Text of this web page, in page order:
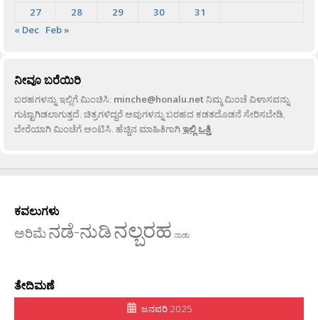
27
28 29 30
31
« Dec Feb »
ನೀವೂ ಬರೆಯಿರಿ
ಬರಹಗಳನ್ನು ಇಲ್ಲಿಗೆ ಮಿಂಚಿಸಿ: minche@honalu.netನಿಮ್ಮ ಮಿಂಚೆ ವಿಳಾಸವನ್ನು
ಗುಟ್ಟಾಗಿಡಲಾಗುತ್ತದೆ. ಚಿತ್ರಗಳಿದ್ದರೆ ಅವುಗಳನ್ನು ಬರಹದ ಕಡತದೊಡನೆ ಸೇರಿಸಬೇಡಿ,
ಬೇರೆಯಾಗಿ ಮಿಂಚೆಗೆ ಅಂಟಿಸಿ. ಹೆಚ್ಚಿನ ಮಾಹಿತಿಗಾಗಿಇಲ್ಲಿ ಒತ್ತಿ.
ಕವಲುಗಳು
ಅರಿಮೆನಡೆ-ನುಡಿನಲ್ಬರಹ ನಾಡು
ತೇದಿಮಣೆ
ಜನವರಿ 2025